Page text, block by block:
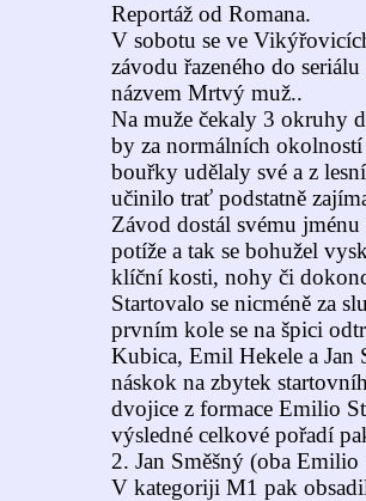
Reportáž od Romana.
V sobotu se ve
závodu řazeného do
názvem Mrtvý muž..
Na muže čekaly 3 okruhy
by za normálních
bouřky udělaly své a z
učinilo trať podstatně
Závod dostál svému
potíže a tak se bohužel
klíční kosti, nohy či
Startovalo se nicméně za
prvním kole se na špici
Kubica, Emil Hekele a Jan
náskok na zbytek
dvojice z formace Emilio
výsledné celkové pořadí
2. Jan Směšný (oba
V kategoriji M1 pak